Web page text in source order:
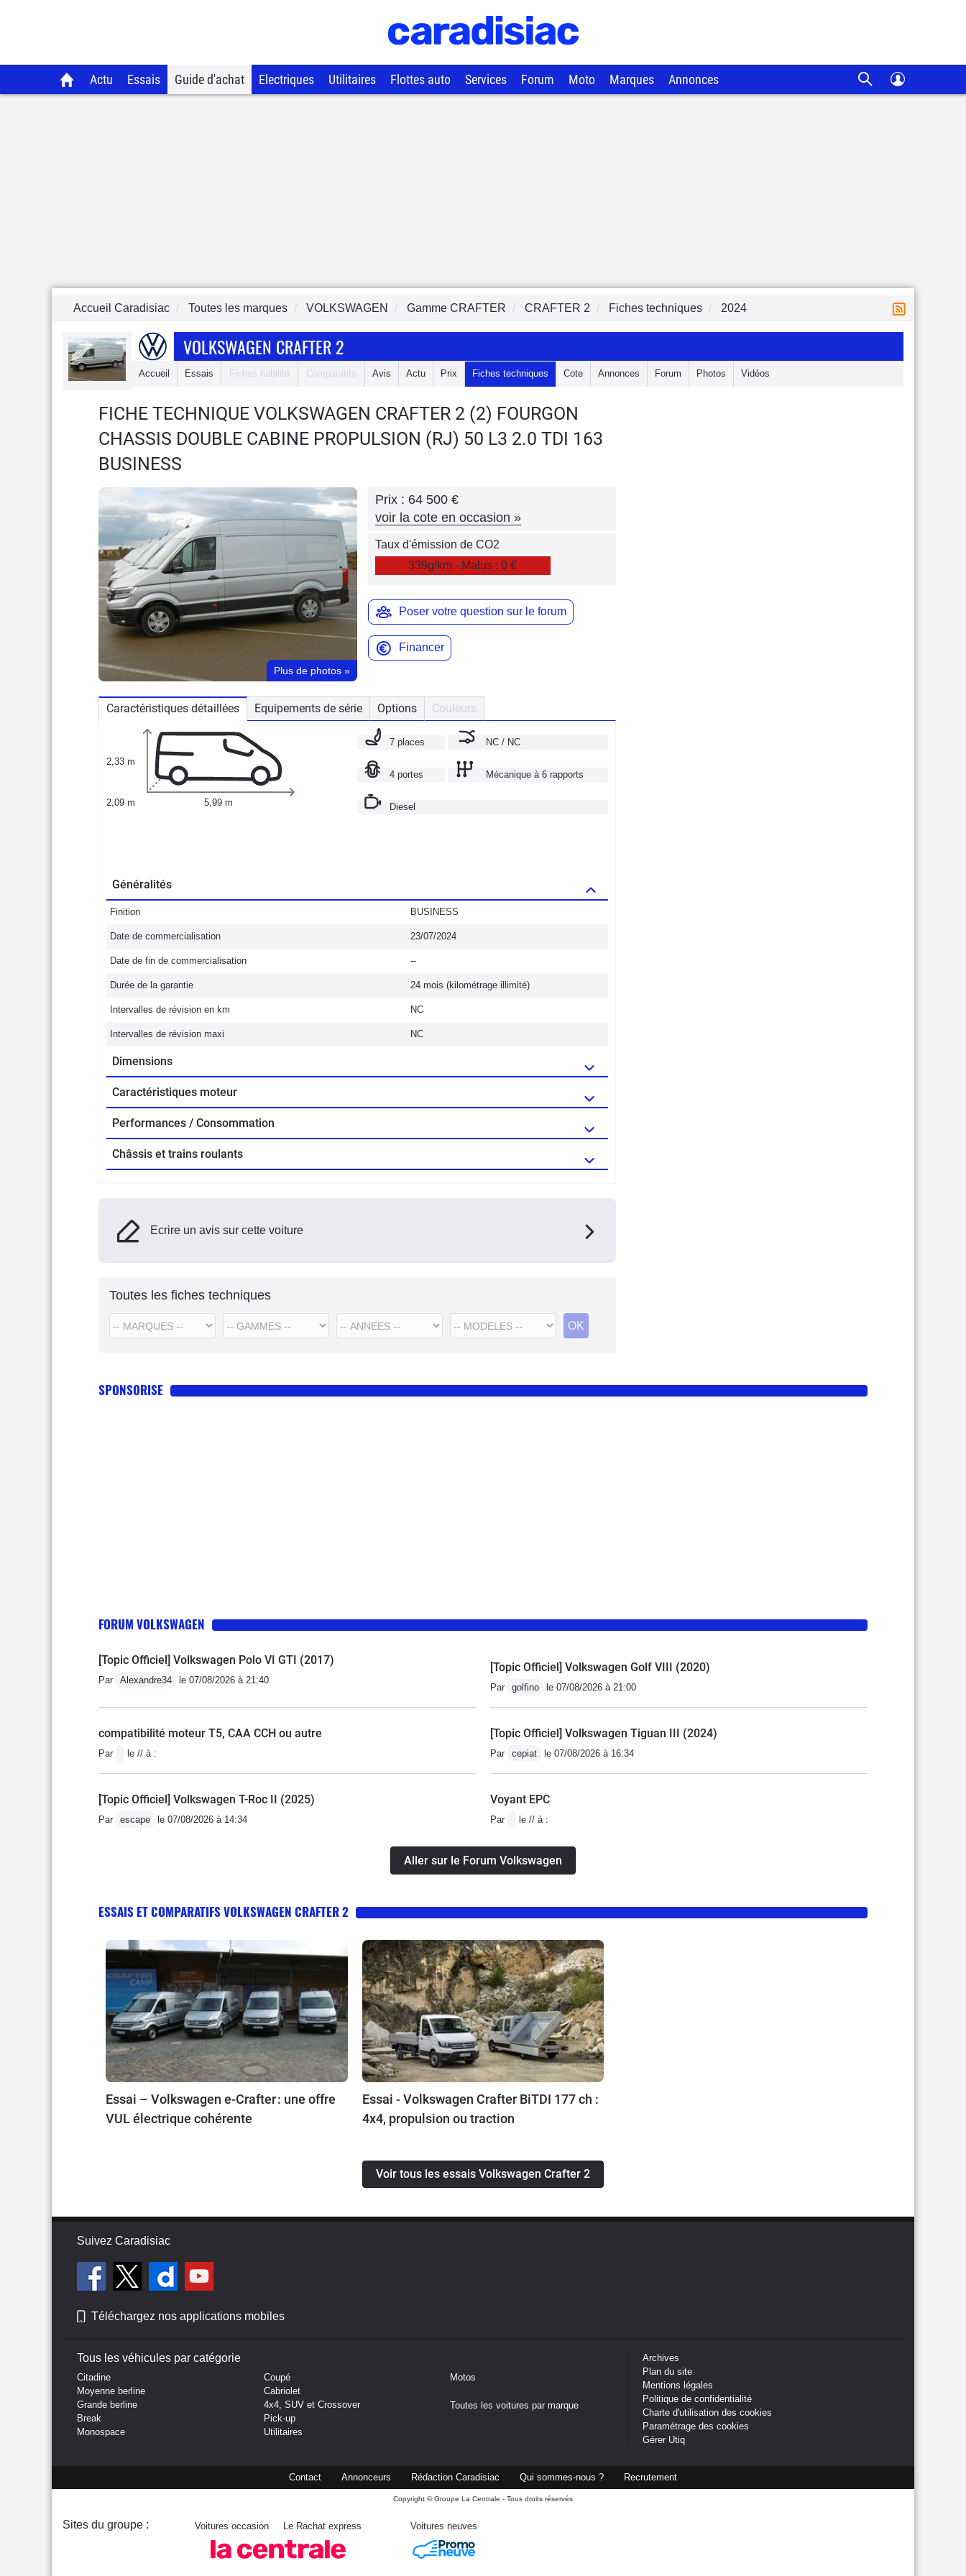
Actu Essais Guide d'achat Electriques Utilitaires Flottes auto Services Forum Moto Marques Annonces
Accueil Caradisiac Toutes les marques VOLKSWAGEN Gamme CRAFTER CRAFTER 2 Fiches techniques 2024
VOLKSWAGEN CRAFTER 2
Accueil Essais Fiches fiabilité Comparatifs Avis Actu Prix Fiches techniques Cote Annonces Forum Photos Vidéos
FICHE TECHNIQUE VOLKSWAGEN CRAFTER 2 (2) FOURGON
CHASSIS DOUBLE CABINE PROPULSION (RJ) 50 L3 2.0 TDI 163
BUSINESS
Plus de photos »
Prix : 64 500 €
voir la cote en occasion »
Taux d'émission de CO2
339g/km - Malus : 0 €
Poser votre question sur le forum
Financer
Caractéristiques détaillées Equipements de série Options Couleurs
2,33 m
2,09 m 5,99 m
7 places NC / NC
4 portes Mécanique à 6 rapports
Diesel
Généralités
Finition BUSINESS
Date de commercialisation 23/07/2024
Date de fin de commercialisation --
Durée de la garantie 24 mois (kilométrage illimité)
Intervalles de révision en km NC
Intervalles de révision maxi NC
Dimensions
Caractéristiques moteur
Performances / Consommation
Châssis et trains roulants
Ecrire un avis sur cette voiture
Toutes les fiches techniques
SPONSORISE
FORUM VOLKSWAGEN
[Topic Officiel] Volkswagen Polo VI GTI (2017)
Par Alexandre34 le 07/08/2026 à 21:40
[Topic Officiel] Volkswagen Golf VIII (2020)
Par golfino le 07/08/2026 à 21:00
compatibilité moteur T5, CAA CCH ou autre
Par le // à :
[Topic Officiel] Volkswagen Tiguan III (2024)
Par cepiat le 07/08/2026 à 16:34
[Topic Officiel] Volkswagen T-Roc II (2025)
Par escape le 07/08/2026 à 14:34
Voyant EPC
Par le // à :
Aller sur le Forum Volkswagen
ESSAIS ET COMPARATIFS VOLKSWAGEN CRAFTER 2
Essai – Volkswagen e-Crafter : une offre
VUL électrique cohérente
Essai - Volkswagen Crafter BiTDI 177 ch :
4x4, propulsion ou traction
Voir tous les essais Volkswagen Crafter 2
Suivez Caradisiac
Téléchargez nos applications mobiles
Tous les véhicules par catégorie
Citadine
Moyenne berline
Grande berline
Break
Monospace
Coupé
Cabriolet
4x4, SUV et Crossover
Pick-up
Utilitaires
Motos
Toutes les voitures par marque
Archives
Plan du site
Mentions légales
Politique de confidentialité
Charte d'utilisation des cookies
Paramétrage des cookies
Gérer Utiq
Contact Annonceurs Rédaction Caradisiac Qui sommes-nous ? Recrutement
Copyright © Groupe La Centrale - Tous droits réservés
Sites du groupe : Voitures occasion Le Rachat express Voitures neuves